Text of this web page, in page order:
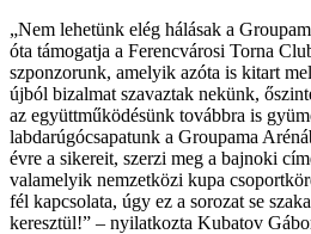
Nem lehetünk elég hálásak a
óta támogatja a Ferencvárosi Torna
szponzorunk, amelyik azóta is kitart
újból bizalmat szavaztak nekünk,
az együttműködésünk továbbra is
labdarúgócsapatunk a Groupama
évre a sikereit, szerzi meg a bajnoki
valamelyik nemzetközi kupa
fél kapcsolata, úgy ez a sorozat se
keresztül!
– nyilatkozta Kubatov